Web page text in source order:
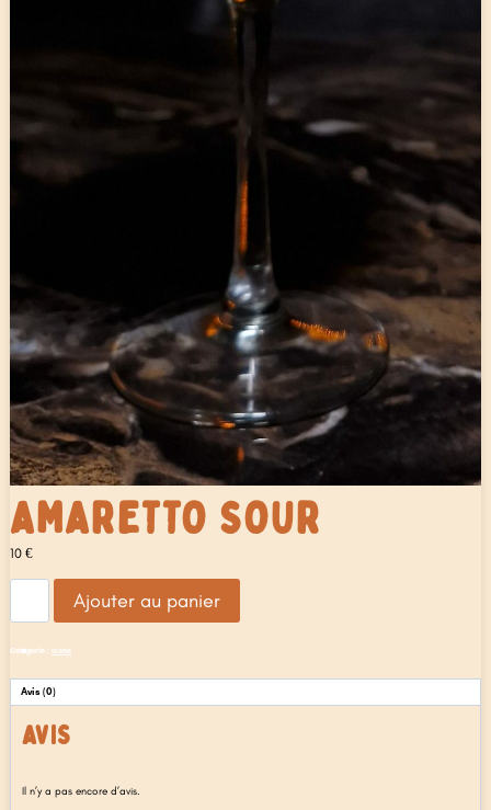
AMARETTO SOUR
10 €
Amaretto
Ajouter au panier
Catégorie : Icone
Avis (0)
AVIS
Il n’y a pas encore d’avis.